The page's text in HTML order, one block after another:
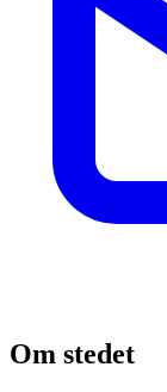
Om stedet